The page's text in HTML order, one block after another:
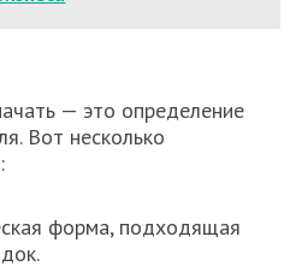
— это определение
Вот несколько
форма, подходящая